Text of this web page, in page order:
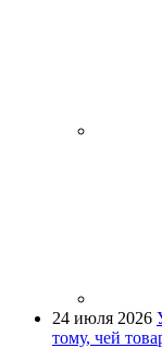
24 июля 2026
тому, чей